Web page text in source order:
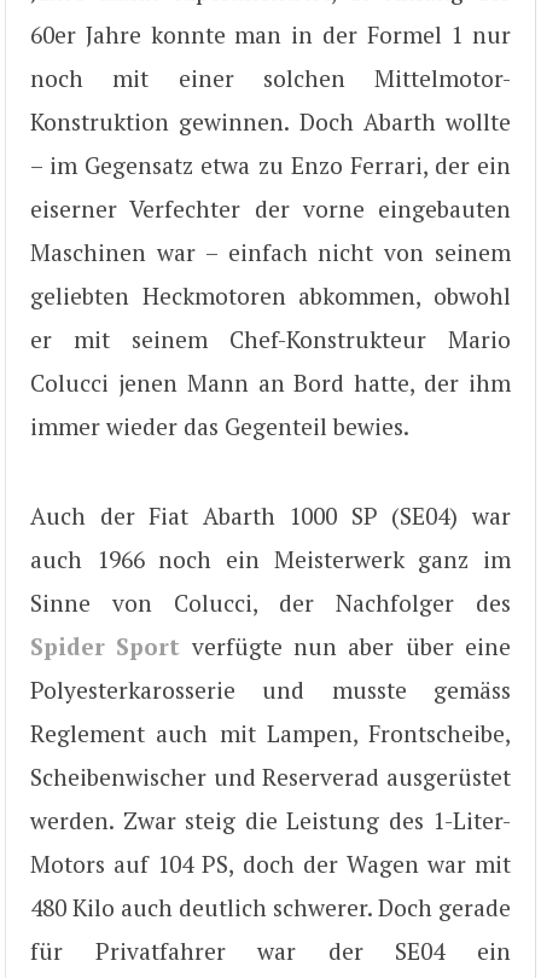
60er Jahre konnte man in der Formel 1 nur
noch mit einer solchen Mittelmotor-
Konstruktion gewinnen. Doch Abarth wollte
– im Gegensatz etwa zu Enzo Ferrari, der ein
eiserner Verfechter der vorne eingebauten
Maschinen war – einfach nicht von seinem
geliebten Heckmotoren abkommen, obwohl
er mit seinem Chef-Konstrukteur Mario
Colucci jenen Mann an Bord hatte, der ihm
immer wieder das Gegenteil bewies.
Auch der Fiat Abarth 1000 SP (SE04) war
auch 1966 noch ein Meisterwerk ganz im
Sinne von Colucci, der Nachfolger des
Spider Sport verfügte nun aber über eine
Polyesterkarosserie und musste gemäss
Reglement auch mit Lampen, Frontscheibe,
Scheibenwischer und Reserverad ausgerüstet
werden. Zwar steig die Leistung des 1-Liter-
Motors auf 104 PS, doch der Wagen war mit
480 Kilo auch deutlich schwerer. Doch gerade
für Privatfahrer war der SE04 ein